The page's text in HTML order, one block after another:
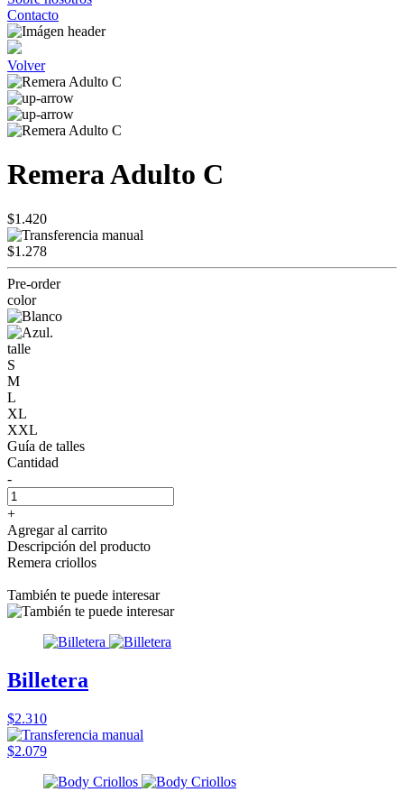
Contacto
Volver
Remera Adulto C
$1.420
$1.278
Pre-order
color
talle
S
M
L
XL
XXL
Guía de talles
Cantidad
-
+
Agregar al carrito
Descripción del producto
Remera criollos
También te puede interesar
Billetera
$2.310
$2.079